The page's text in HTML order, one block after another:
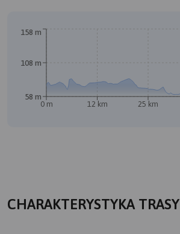
0 m 12 km 25 km
58 m
108 m
158 m
CHARAKTERYSTYKA TRASY